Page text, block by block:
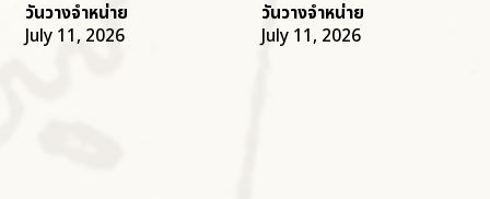
วันวางจำหน่าย
July 11, 2026
วันวางจำหน่าย
July 11, 2026